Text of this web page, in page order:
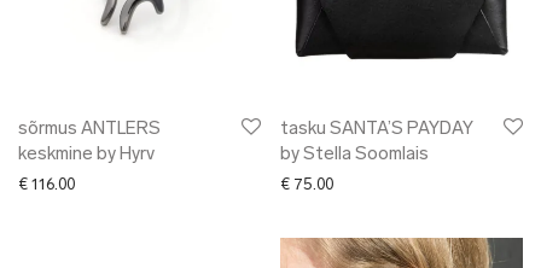
sõrmus ANTLERS
keskmine by Hyrv
€ 116.00
tasku SANTA’S PAYDAY
by Stella Soomlais
€ 75.00